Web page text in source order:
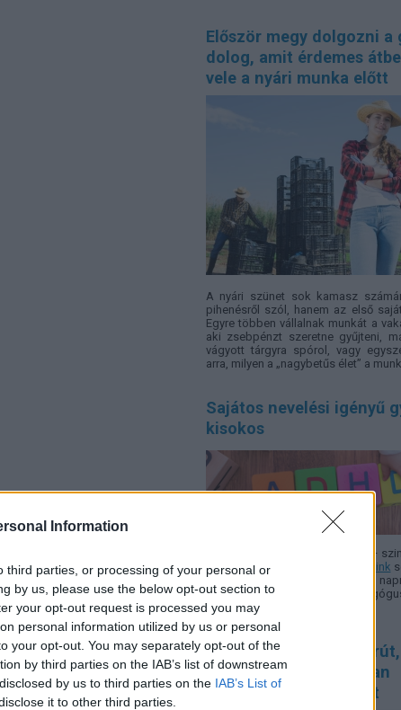
Information
parties, or processing of your personal or
by us, please use the below opt-out section to
your opt-out request is processed you may
personal information utilized by us or personal
your opt-out. You may separately opt-out of the
by third parties on the IAB’s list of downstream
by us to third parties on the IAB’s List of
it to other third parties.
Először megy dolgozni a
dolog, amit érdemes
vele a nyári munka előtt
A nyári szünet sok kamasz
pihenésről szól, hanem az első
Egyre többen vállalnak munkát a
aki zsebpénzt szeretne gyűjteni,
vágyott tárgyra spórol, vagy
arra, milyen a „nagybetűs élet” a
Sajátos nevelési igényű
kisokos
SNI, ADHD, autizmus, Asperger –
zavarok, nehézségek.
Szakcikkeink
eligazodásban, hogy minél több,
információ álljon a szülők,
rendelkezésére.
5 családbarát
megállók legalább olyan
izgalmasak, mint az út